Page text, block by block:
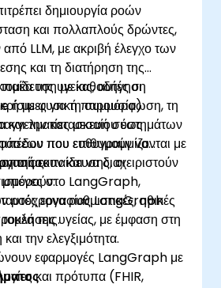
δημιουργία ροών
και πολλαπλούς δρώντες,
LLM, με ακριβή έλεγχο των
και τη διατήρηση της
της υγείας, αυτές οι
κρίσιμες για τη συμμόρφωση, τη
και την κατασκευή συστημάτων
που ευθυγραμμίζονται με
με καθοδήγηση
ή με φυσική παρουσία)
μεσαίου έως
που επιθυμούν να
και να διαχειριστούν
στο LangGraph,
ρυθμιστικές, ηθικές
της εκπαίδευσης, οι
μπορούν:
ροές εργασίας LangGraph
τομέα της υγείας, με έμφαση στη
την ελεγξιμότητα.
εφαρμογές LangGraph με
και πρότυπα (FHIR,